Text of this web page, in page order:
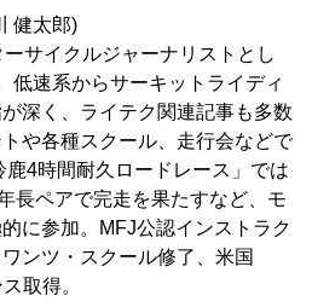
健太郎)
サイクルジャーナリストとし
低速系からサーキットライディ
深く、ライテク関連記事も多数
や各種スクール、走行会などで
4時間耐久ロードレース」では
長ペアで完走を果たすなど、モ
に参加。MFJ公認インストラク
ンツ・スクール修了、米国
取得。